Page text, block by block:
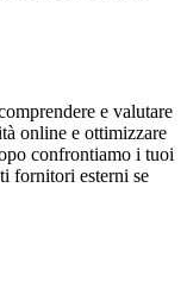
e valutare
online e ottimizzare
confrontiamo i tuoi
fornitori esterni se